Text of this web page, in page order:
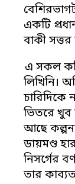
একটি
বাকী
এ সকল
লিখিনি।
চারিদিকে
ভিতরে খুব
আছে
ডায়মণ্ড
নিসর্গের
তার